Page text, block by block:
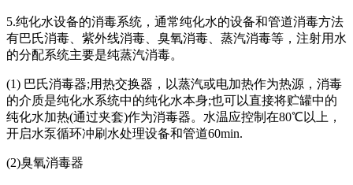
5.纯化水设备的消毒系统，通常纯化水的设备和管道消毒方法
有巴氏消毒、紫外线消毒、臭氧消毒、蒸汽消毒等，注射用水
的分配系统主要是纯蒸汽消毒。
(1) 巴氏消毒器;用热交换器，以蒸汽或电加热作为热源，消毒
的介质是纯化水系统中的纯化水本身;也可以直接将贮罐中的
纯化水加热(通过夹套)作为消毒器。水温应控制在80℃以上，
开启水泵循环冲刷水处理设备和管道60min.
(2)臭氧消毒器